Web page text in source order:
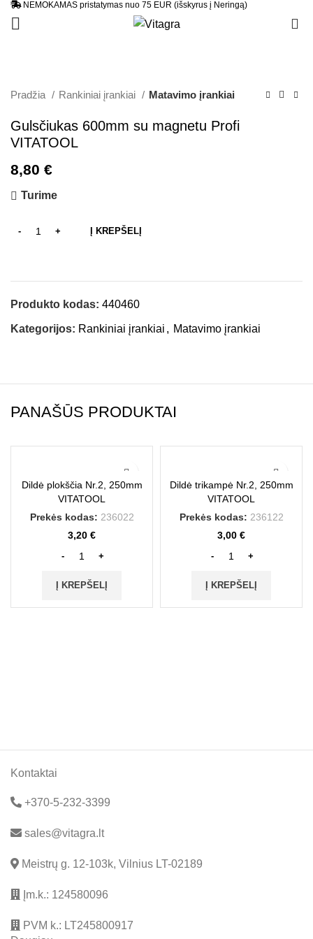
NEMOKAMAS pristatymas nuo 75 EUR (išskyrus į Neringą)
Pradžia Rankiniai įrankiai Matavimo įrankiai
Gulsčiukas 600mm su magnetu Profi
VITATOOL
8,80 €
Turime
Į KREPŠELĮ
Produkto kodas: 440460
Kategorijos: Rankiniai įrankiai , Matavimo įrankiai
PANAŠŪS PRODUKTAI
Dildė plokščia Nr.2, 250mm
VITATOOL
Prekės kodas: 236022
3,20 €
Į KREPŠELĮ
Dildė trikampė Nr.2, 250mm
VITATOOL
Prekės kodas: 236122
3,00 €
Į KREPŠELĮ
Kontaktai
+370-5-232-3399
sales@vitagra.lt
Meistrų g. 12-103k, Vilnius LT-02189
Įm.k.: 124580096
PVM k.: LT245800917